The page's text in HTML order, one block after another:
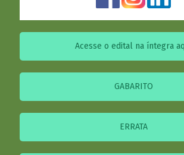
Acesse o edital na íntegra
GABARITO
ERRATA